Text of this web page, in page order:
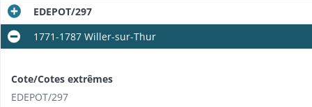
EDEPOT/297
1771-1787 Willer-sur-Thur
Cote/Cotes extrêmes
EDEPOT/297